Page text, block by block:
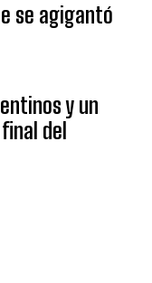
se agigantó
y un
del